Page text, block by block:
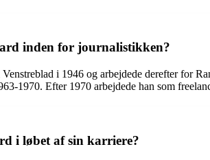
inden for journalistikken?
i 1946 og arbejdede derefter for
1970. Efter 1970 arbejdede han som
i løbet af sin karriere?